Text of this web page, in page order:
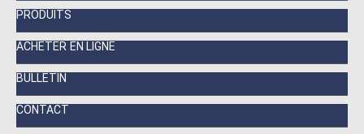
PRODUITS
ACHETER EN LIGNE
BULLETIN
CONTACT